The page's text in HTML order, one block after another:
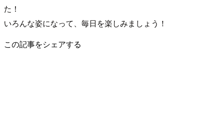
た！
いろんな姿になって、毎日を楽しみましょう！
この記事をシェアする